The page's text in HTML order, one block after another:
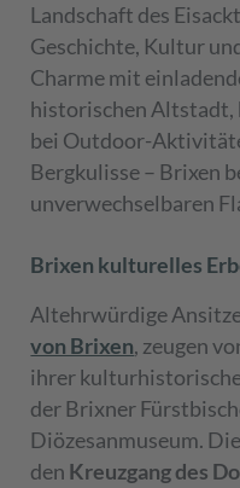
Landschaft des
Geschichte, Kultur
Charme mit
historischen Altstadt,
bei Outdoor-
Bergkulisse – Brixen
unverwechselbaren
Brixen kulturelles
Altehrwürdige
von Brixen, zeugen
ihrer
der Brixner
Diözesanmuseum.
den Kreuzgang des